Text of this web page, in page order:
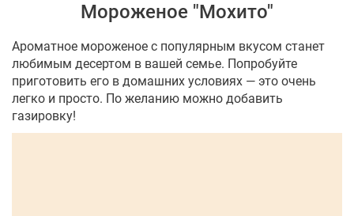
Мороженое "Мохито"
Ароматное мороженое с популярным вкусом станет
любимым десертом в вашей семье. Попробуйте
приготовить его в домашних условиях — это очень
легко и просто. По желанию можно добавить
газировку!